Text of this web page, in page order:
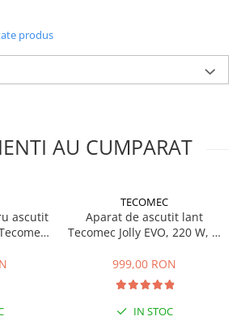
/ asfalt
/ faianta
beton
suprafete
produs
AU CUMPARAT
ascutit
TECOMEC
Aparat de ascutit lant
Tecomec Jolly EVO, 220 W, Ø
999,00 RON
IN STOC